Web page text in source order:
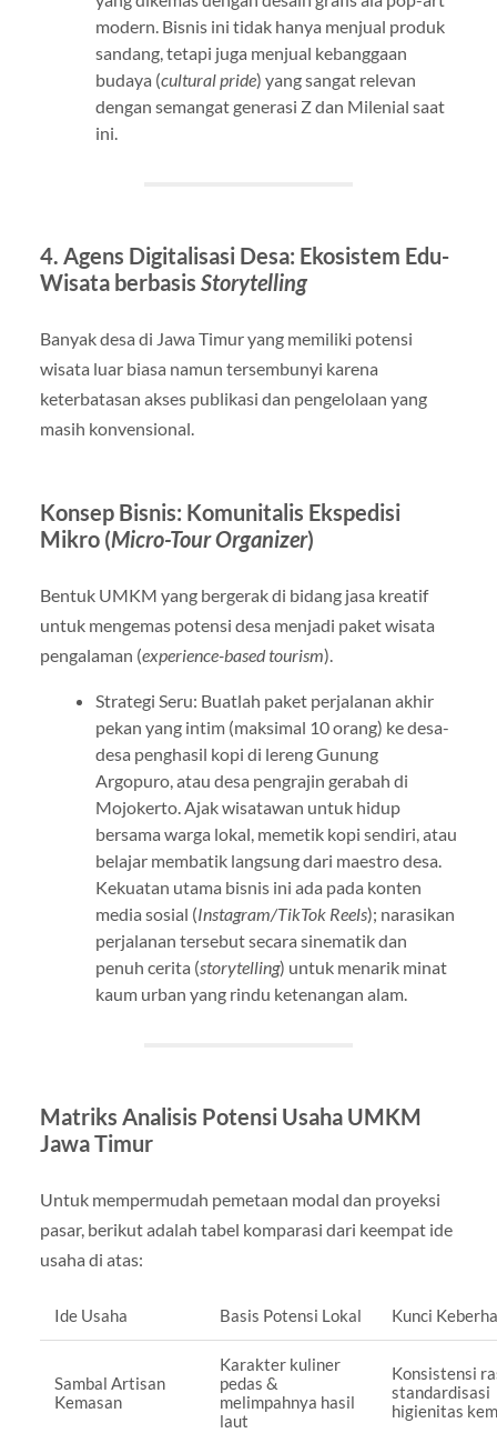
modern. Bisnis ini tidak hanya menjual produk
sandang, tetapi juga menjual kebanggaan
budaya (cultural pride) yang sangat relevan
dengan semangat generasi Z dan Milenial saat
ini.
4. Agens Digitalisasi Desa: Ekosistem Edu-
Wisata berbasis Storytelling
Banyak desa di Jawa Timur yang memiliki potensi
wisata luar biasa namun tersembunyi karena
keterbatasan akses publikasi dan pengelolaan yang
masih konvensional.
Konsep Bisnis: Komunitalis Ekspedisi
Mikro (Micro-Tour Organizer)
Bentuk UMKM yang bergerak di bidang jasa kreatif
untuk mengemas potensi desa menjadi paket wisata
pengalaman (experience-based tourism).
Strategi Seru: Buatlah paket perjalanan akhir
pekan yang intim (maksimal 10 orang) ke desa-
desa penghasil kopi di lereng Gunung
Argopuro, atau desa pengrajin gerabah di
Mojokerto. Ajak wisatawan untuk hidup
bersama warga lokal, memetik kopi sendiri, atau
belajar membatik langsung dari maestro desa.
Kekuatan utama bisnis ini ada pada konten
media sosial (Instagram/TikTok Reels); narasikan
perjalanan tersebut secara sinematik dan
penuh cerita (storytelling) untuk menarik minat
kaum urban yang rindu ketenangan alam.
Matriks Analisis Potensi Usaha UMKM
Jawa Timur
Untuk mempermudah pemetaan modal dan proyeksi
pasar, berikut adalah tabel komparasi dari keempat ide
usaha di atas:
Ide Usaha Basis Potensi Lokal Kunci
Sambal Artisan
Kemasan
Karakter kuliner
pedas &
melimpahnya hasil
laut
Konsistensi
standardisasi
higienitas